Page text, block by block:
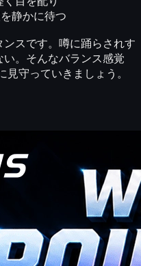
静かに待つ
スです。噂に踊らされす
。そんなバランス感覚
見守っていきましょう。
の皆さん！毎週ボーナ
的なUUSKINSギフトポイ
のページは毎週更新さ
します。ご注文が該当金
ードを使用してポイントを